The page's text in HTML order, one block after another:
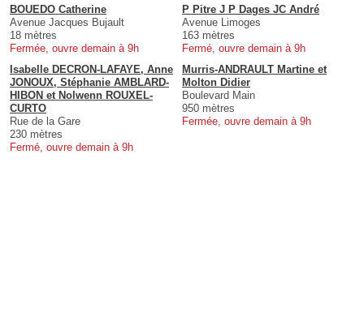
BOUEDO Catherine
Avenue Jacques Bujault
18 mètres
Fermée, ouvre demain à 9h
P Pitre J P Dages JC André
Avenue Limoges
163 mètres
Fermé, ouvre demain à 9h
Isabelle DECRON-LAFAYE, Anne
JONOUX, Stéphanie AMBLARD-
HIBON et Nolwenn ROUXEL-
CURTO
Rue de la Gare
230 mètres
Fermé, ouvre demain à 9h
Murris-ANDRAULT Martine et
Molton Didier
Boulevard Main
950 mètres
Fermée, ouvre demain à 9h